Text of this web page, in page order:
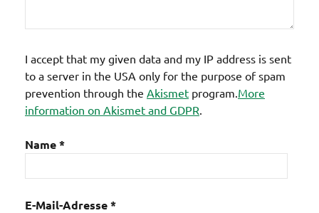
I accept that my given data and my IP address is sent
to a server in the USA only for the purpose of spam
prevention through the Akismet program.More
information on Akismet and GDPR.
Name*
E-Mail-Adresse*